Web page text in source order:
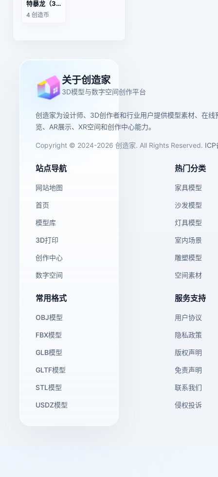
特暴龙（3D动画模型）
4 创造币
关于创造家
3D模型与数字空间创作平台
创造家为设计师、3D创作者和行业用户提供模型素材、在线
览、AR展示、XR空间和创作中心能力。
Copyright © 2024-2026 创造家. All Rights Reserved. ICP
站点导航
网站地图
首页
模型库
3D打印
创作中心
数字空间
热门分类
家具模型
沙发模型
灯具模型
室内场景
雕塑模型
空间素材
常用格式
OBJ模型
FBX模型
GLB模型
GLTF模型
STL模型
USDZ模型
服务支持
用户协议
隐私政策
版权声明
免责声明
联系我们
侵权投诉